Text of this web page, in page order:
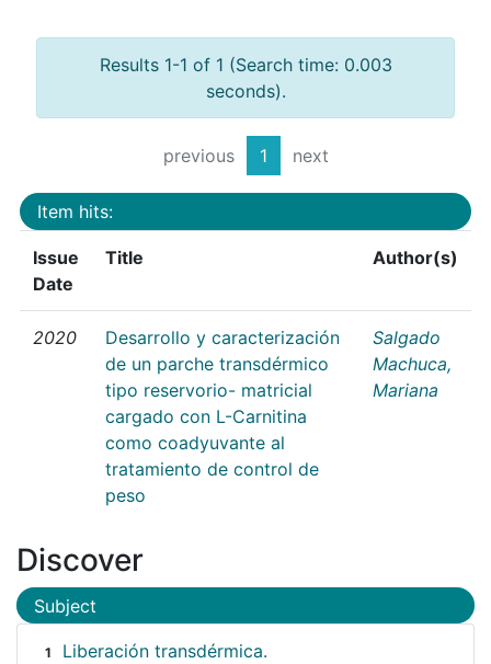
Results 1-1 of 1 (Search time: 0.003
seconds).
previous 1 next
Item hits:
Issue
Date
Title Author(s)
2020
Desarrollo y caracterización
de un parche transdérmico
tipo reservorio- matricial
cargado con L-Carnitina
como coadyuvante al
tratamiento de control de
peso
Salgado
Machuca,
Mariana
Discover
Subject
1 Liberación transdérmica.